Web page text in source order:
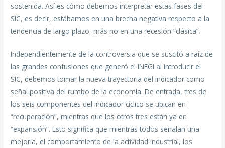
sostenida. Así es cómo debemos interpretar estas fases del
SIC, es decir, estábamos en una brecha negativa respecto a la
tendencia de largo plazo, más no en una recesión “clásica”.
Independientemente de la controversia que se suscitó a raíz de
las grandes confusiones que generó el INEGI al introducir el
SIC, debemos tomar la nueva trayectoria del indicador como
señal positiva del rumbo de la economía. De entrada, tres de
los seis componentes del indicador cíclico se ubican en
“recuperación”, mientras que los otros tres están ya en
“expansión”. Esto significa que mientras todos señalan una
mejoría, el comportamiento de la actividad industrial, los